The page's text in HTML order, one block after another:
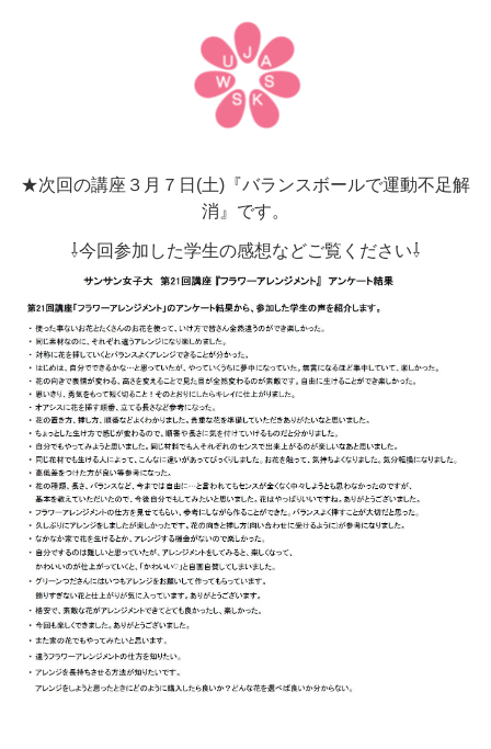
★次回の講座３月７日(土)『バランスボールで運動不足解
消』です。
⇩今回参加した学生の感想などご覧ください⇩